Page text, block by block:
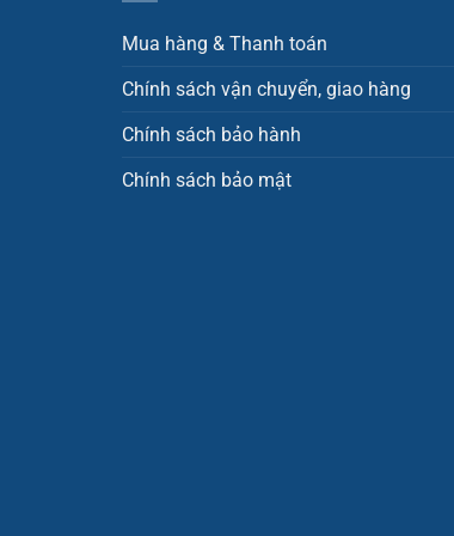
Mua hàng & Thanh toán
Chính sách vận chuyển, giao hàng
Chính sách bảo hành
Chính sách bảo mật